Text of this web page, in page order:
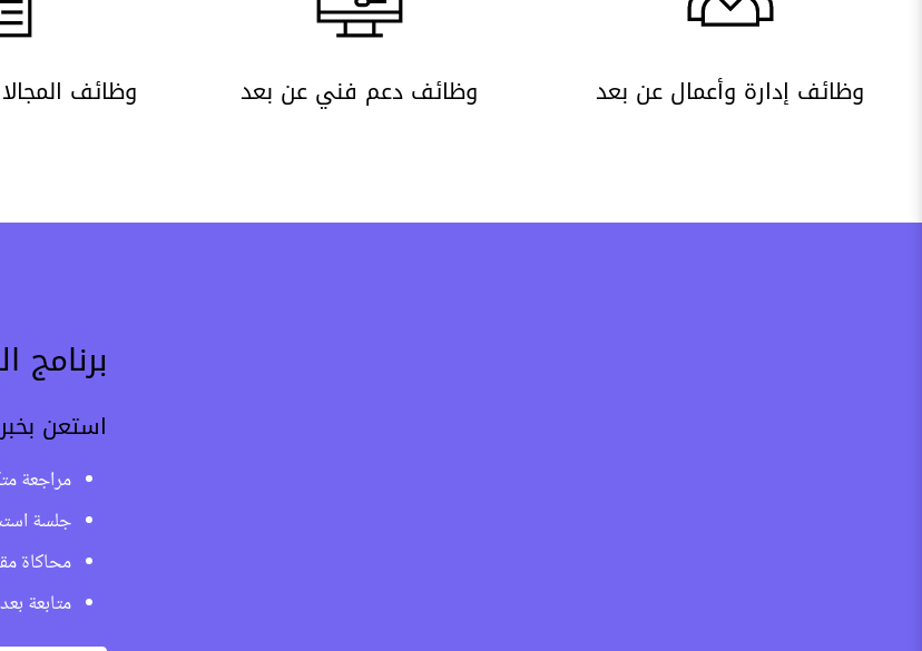
وظائف إدارة وأعمال عن بعد وظائف دعم فني عن بعد وظائف
برنامج
استعن
مراجعة
جلسة
محاكاة
متابعة